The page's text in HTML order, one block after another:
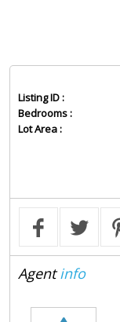
Listing ID :
Bedrooms :
Lot Area :
Agentinfo